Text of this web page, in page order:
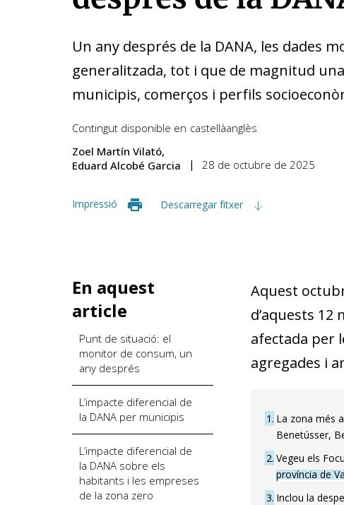
Un any després de la DANA, les dades
generalitzada, tot i que de magnitud
municipis, comerços i perfils
Contingut disponible en castellàanglès
Zoel Martín Vilató
Eduard Alcobé Garcia
28 de octubre de 2025
Impressió Descarregar fitxer
En aquest
article
Punt de situació: el
monitor de consum, un
any després
L’impacte diferencial de
la DANA per municipis
L’impacte diferencial de
la DANA sobre els
habitants i les empreses
de la zona zero
Aquest
d’aquests 12
afectada per
agregades i
1 La zona més
Benetússer,
2 Vegeu els
província de
3 Inclou la